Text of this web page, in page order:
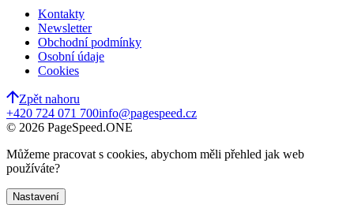
Kontakty
Newsletter
Obchodní podmínky
Osobní údaje
Cookies
Zpět nahoru
+420 724 071 700info@pagespeed.cz
© 2026 PageSpeed.ONE
Můžeme pracovat s cookies, abychom měli přehled jak web
používáte?
Nastavení